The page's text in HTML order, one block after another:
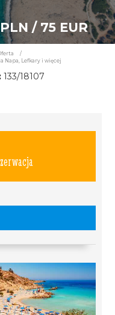
/ 75 EUR
/
Napa, Lefkary i więcej
133/18107